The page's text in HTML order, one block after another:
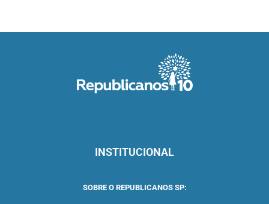
INSTITUCIONAL
SOBRE O REPUBLICANOS SP: